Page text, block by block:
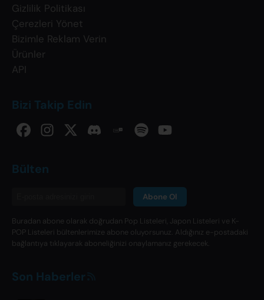
Gizlilik Politikası
Çerezleri Yönet
Bizimle Reklam Verin
Ürünler
API
Bizi Takip Edin
Bülten
Abone Ol
Buradan abone olarak doğrudan Pop Listeleri, Japon Listeleri ve K-
POP Listeleri bültenlerimize abone oluyorsunuz. Aldığınız e-postadaki
bağlantıya tıklayarak aboneliğinizi onaylamanız gerekecek.
Son Haberler